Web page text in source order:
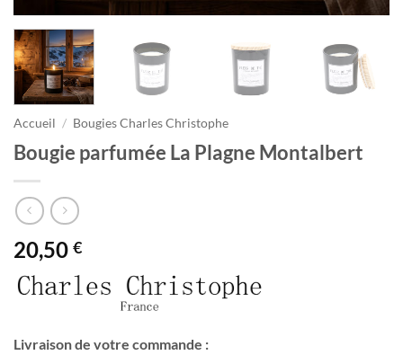
Accueil / Bougies Charles Christophe
Bougie parfumée La Plagne Montalbert
20,50 €
Livraison de votre commande :